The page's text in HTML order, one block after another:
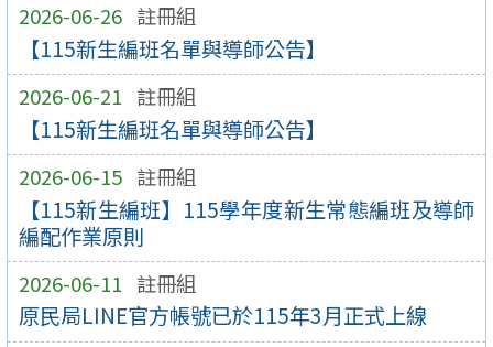
2026-06-26 註冊組
【115新生編班名單與導師公告】
2026-06-21 註冊組
【115新生編班名單與導師公告】
2026-06-15 註冊組
【115新生編班】115學年度新生常態編班及導師
編配作業原則
2026-06-11 註冊組
原民局LINE官方帳號已於115年3月正式上線